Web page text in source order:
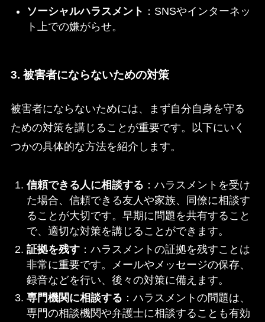
ソーシャルハラスメント ：SNSやインターネッ
ト上での嫌がらせ。
3. 被害者にならないための対策
被害者にならないためには、まず自分自身を守る
ための対策を講じることが重要です。以下にいく
つかの具体的な方法を紹介します。
信頼できる人に相談する ：ハラスメントを受け
た場合、信頼できる友人や家族、同僚に相談す
ることが大切です。早期に問題を共有すること
で、適切な対策を講じることができます。
証拠を残す：ハラスメントの証拠を残すことは
非常に重要です。メールやメッセージの保存、
録音などを行い、後々の対策に備えます。
専門機関に相談する ：ハラスメントの問題は、
専門の相談機関や弁護士に相談することも有効